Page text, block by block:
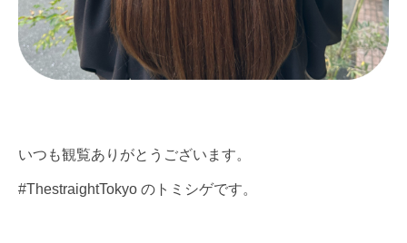
いつも観覧ありがとうございます。
#ThestraightTokyo のトミシゲです。